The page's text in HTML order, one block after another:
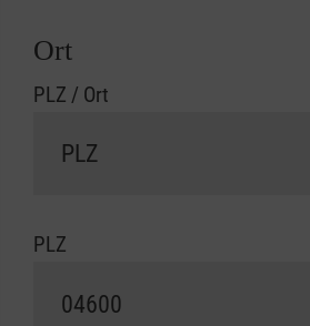
Ort
PLZ / Ort
PLZ